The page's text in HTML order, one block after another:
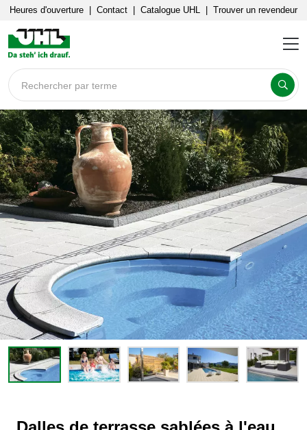
Heures d'ouverture Contact Catalogue UHL Trouver un revendeur
Rechercher par terme